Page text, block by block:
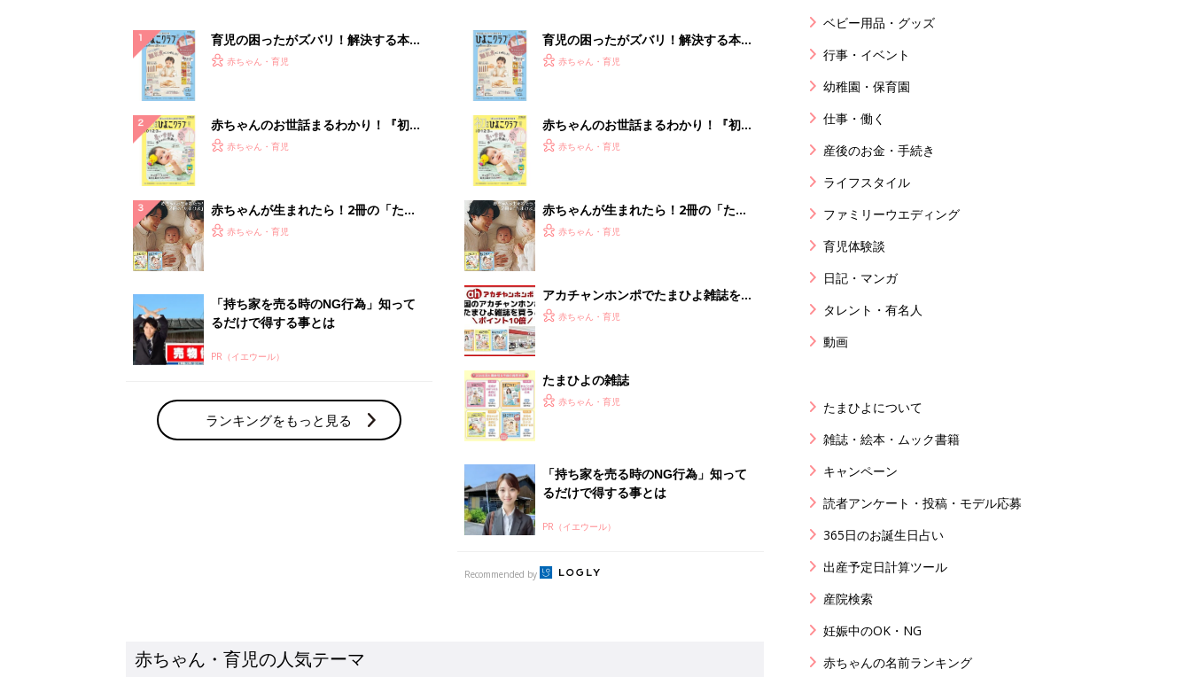
育児の困ったがズバリ！解決する本
『ひよこクラブ 秋号』 4カ月～2才
赤ちゃん・育児
赤ちゃんのお世話まるわかり！『初め
てのひよこクラブ 夏号』〈巻頭大特
赤ちゃん・育児
赤ちゃんが生まれたら！2冊の「たま
ひよ」
赤ちゃん・育児
「持ち家を売る時のNG行為」知って
るだけで得する事とは
PR（イエウール）
ランキングをもっと見る
育児の困ったがズバリ！解決する本
『ひよこクラブ 秋号』 4カ月～2才
赤ちゃん・育児
赤ちゃんのお世話まるわかり！『初め
てのひよこクラブ 夏号』〈巻頭大特
赤ちゃん・育児
赤ちゃんが生まれたら！2冊の「たま
ひよ」
赤ちゃん・育児
アカチャンホンポでたまひよ雑誌を買
うとポイント10倍【期間限定】
赤ちゃん・育児
たまひよの雑誌
赤ちゃん・育児
「持ち家を売る時のNG行為」知って
るだけで得する事とは
PR（イエウール）
Recommended by
赤ちゃん・育児の人気テーマ
ベビー用品・グッズ
行事・イベント
幼稚園・保育園
仕事・働く
産後のお金・手続き
ライフスタイル
ファミリーウエディング
育児体験談
日記・マンガ
タレント・有名人
動画
たまひよについて
雑誌・絵本・ムック書籍
キャンペーン
読者アンケート・投稿・モデル応募
365日のお誕生日占い
出産予定日計算ツール
産院検索
妊娠中のOK・NG
赤ちゃんの名前ランキング